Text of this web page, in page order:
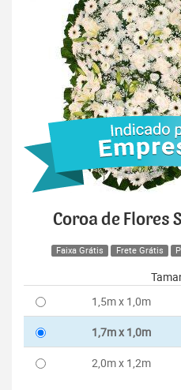
Coroa de Flores
Faixa Grátis Frete Grátis
1,5m x 1,0m
1,7m x 1,0m
2,0m x 1,2m